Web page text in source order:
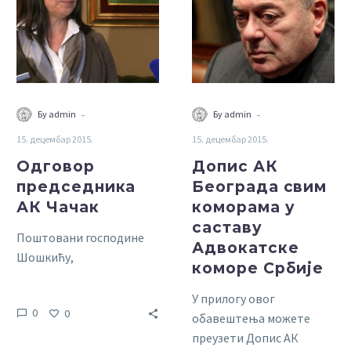
Чачак
Бy admin -
15. децембар 2015.
Одговор
председника
АК Чачак
Поштовани господине
Шошкићу,
Из Вашег дописа-писма
0 0
свим
коморама
у
саставу
Адвокатске
Бy admin -
15. децембар 2015.
Допис АК
Београда свим
коморама у
саставу
Адвокатске
коморе Србије
У прилогу овог
обавештења можете
преузети Допис АК